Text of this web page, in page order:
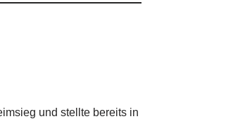
und stellte bereits in